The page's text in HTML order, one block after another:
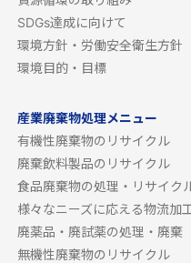
SDGs達成に向けて
環境方針・労働安全衛生方針
環境目的・目標
産業廃棄物処理メニュー
有機性廃棄物のリサイクル
廃棄飲料製品のリサイクル
食品廃棄物の処理・リサイク
様々なニーズに応える物流加
廃薬品・廃試薬の処理・廃棄
無機性廃棄物のリサイクル